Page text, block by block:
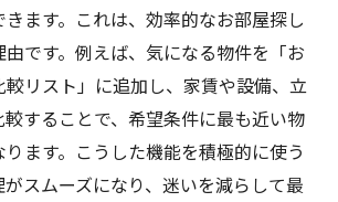
ます。これは、効率的なお部屋探し
です。例えば、気になる物件を「お
リスト」に追加し、家賃や設備、立
することで、希望条件に最も近い物
ます。こうした機能を積極的に使う
スムーズになり、迷いを減らして最